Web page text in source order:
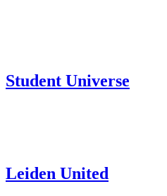
Student Universe
Leiden United